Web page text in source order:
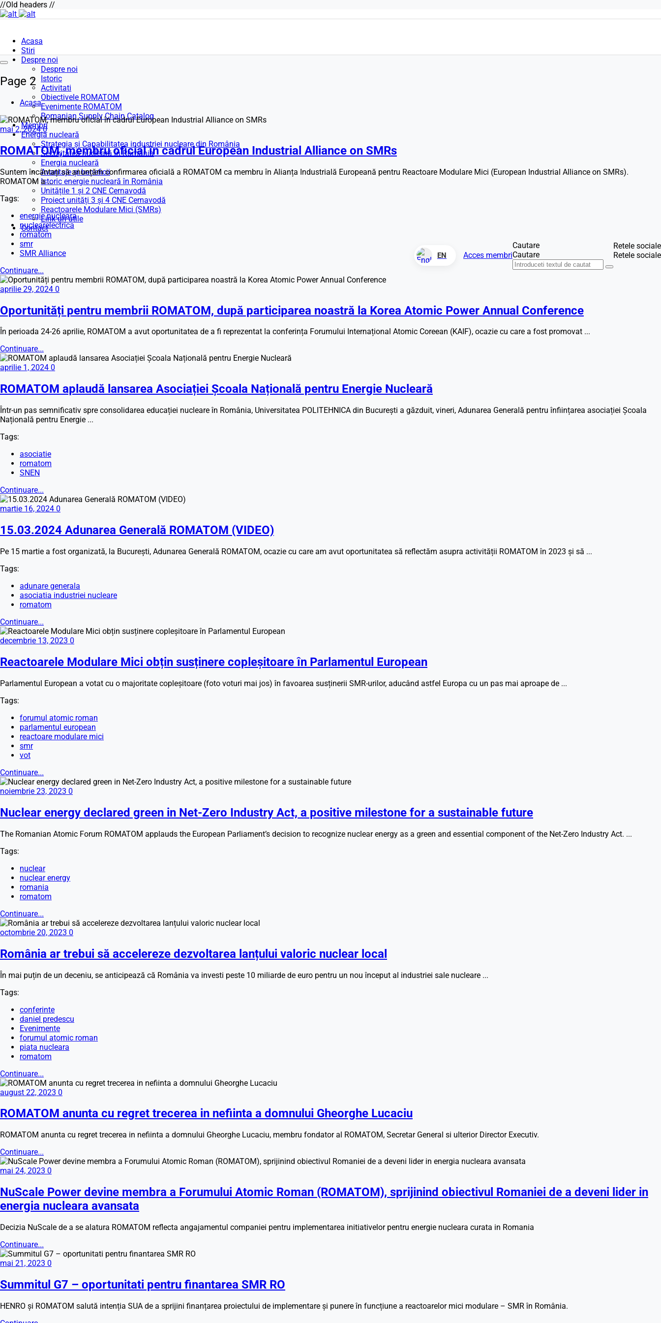
//Old headers //
Acasa
Stiri
Despre noi
Despre noi
Istoric
Activitati
Obiectivele ROMATOM
Evenimente ROMATOM
Romanian Supply Chain Catalog
Membri
Energia nucleară
Strategia și Capabilitatea industriei nucleare din România
Securitatea nucleară în România
Energia nucleară
Avantaje și beneficii
Istoric energie nucleară în România
Unitățile 1 și 2 CNE Cernavodă
Proiect unități 3 și 4 CNE Cernavodă
Reactoarele Modulare Mici (SMRs)
Link-uri utile
Contact
EN Acces membri
Cautare
Cautare
Retele sociale
Retele sociale
Page 2
Acasa
mai 2, 2024 0
ROMATOM, membru oficial în cadrul European Industrial Alliance on SMRs
Suntem încântați să anunțăm confirmarea oficială a ROMATOM ca membru în Alianța Industrială Europeană pentru Reactoare Modulare Mici (European Industrial Alliance on SMRs).
ROMATOM a ...
Tags:
energie nucleara
nuclearelectrica
romatom
smr
SMR Alliance
Continuare...
aprilie 29, 2024 0
Oportunități pentru membrii ROMATOM, după participarea noastră la Korea Atomic Power Annual Conference
În perioada 24-26 aprilie, ROMATOM a avut oportunitatea de a fi reprezentat la conferința Forumului Internațional Atomic Coreean (KAIF), ocazie cu care a fost promovat ...
Continuare...
aprilie 1, 2024 0
ROMATOM aplaudă lansarea Asociației Școala Națională pentru Energie Nucleară
Într-un pas semnificativ spre consolidarea educației nucleare în România, Universitatea POLITEHNICA din București a găzduit, vineri, Adunarea Generală pentru înființarea asociației Școala
Națională pentru Energie ...
Tags:
asociatie
romatom
SNEN
Continuare...
martie 16, 2024 0
15.03.2024 Adunarea Generală ROMATOM (VIDEO)
Pe 15 martie a fost organizată, la București, Adunarea Generală ROMATOM, ocazie cu care am avut oportunitatea să reflectăm asupra activității ROMATOM în 2023 și să ...
Tags:
adunare generala
asociatia industriei nucleare
romatom
Continuare...
decembrie 13, 2023 0
Reactoarele Modulare Mici obțin susținere copleșitoare în Parlamentul European
Parlamentul European a votat cu o majoritate copleșitoare (foto voturi mai jos) în favoarea susținerii SMR-urilor, aducând astfel Europa cu un pas mai aproape de ...
Tags:
forumul atomic roman
parlamentul european
reactoare modulare mici
smr
vot
Continuare...
noiembrie 23, 2023 0
Nuclear energy declared green in Net-Zero Industry Act, a positive milestone for a sustainable future
The Romanian Atomic Forum ROMATOM applauds the European Parliament’s decision to recognize nuclear energy as a green and essential component of the Net-Zero Industry Act. ...
Tags:
nuclear
nuclear energy
romania
romatom
Continuare...
octombrie 20, 2023 0
România ar trebui să accelereze dezvoltarea lanțului valoric nuclear local
În mai puțin de un deceniu, se anticipează că România va investi peste 10 miliarde de euro pentru un nou început al industriei sale nucleare ...
Tags:
conferinte
daniel predescu
Evenimente
forumul atomic roman
piata nucleara
romatom
Continuare...
august 22, 2023 0
ROMATOM anunta cu regret trecerea in nefiinta a domnului Gheorghe Lucaciu
ROMATOM anunta cu regret trecerea in nefiinta a domnului Gheorghe Lucaciu, membru fondator al ROMATOM, Secretar General si ulterior Director Executiv.
Continuare...
mai 24, 2023 0
NuScale Power devine membra a Forumului Atomic Roman (ROMATOM), sprijinind obiectivul Romaniei de a deveni lider in
energia nucleara avansata
Decizia NuScale de a se alatura ROMATOM reflecta angajamentul companiei pentru implementarea initiativelor pentru energie nucleara curata in Romania
Continuare...
mai 21, 2023 0
Summitul G7 – oportunitati pentru finantarea SMR RO
HENRO și ROMATOM salută intenția SUA de a sprijini finanțarea proiectului de implementare și punere în funcțiune a reactoarelor mici modulare – SMR în România.